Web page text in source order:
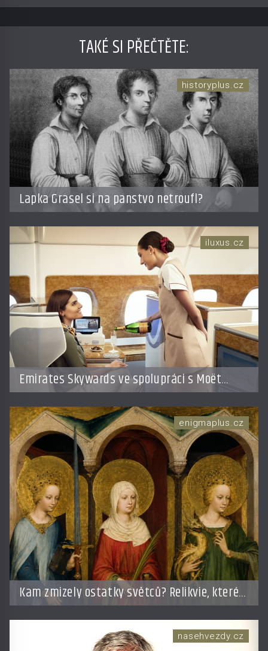
TAKÉ SI PŘEČTĚTE:
Lapka Grasel si na panstvo netroufl?
historyplus.cz
Emirates Skywards ve spolupráci s Moët
Hennessy nabídne členům exkluzivní cestu do
světa Champagne
iluxus.cz
Kam zmizely ostatky světců? Relikvie, které
putují Evropou a dodnes budí úžas
enigmaplus.cz
nasehvezdy.cz